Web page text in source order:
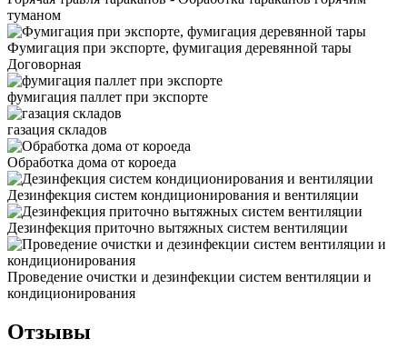
туманом
Фумигация при экспорте, фумигация деревянной тары
Договорная
фумигация паллет при экспорте
газация складов
Обработка дома от короеда
Дезинфекция систем кондиционирования и вентиляции
Дезинфекция приточно вытяжных систем вентиляции
Проведение очистки и дезинфекции систем вентиляции и
кондиционирования
Отзывы